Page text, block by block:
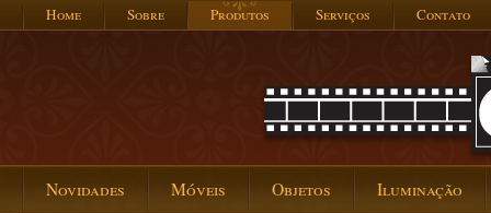
Home Sobre Produtos Serviços Contato
Novidades Móveis Objetos Iluminação